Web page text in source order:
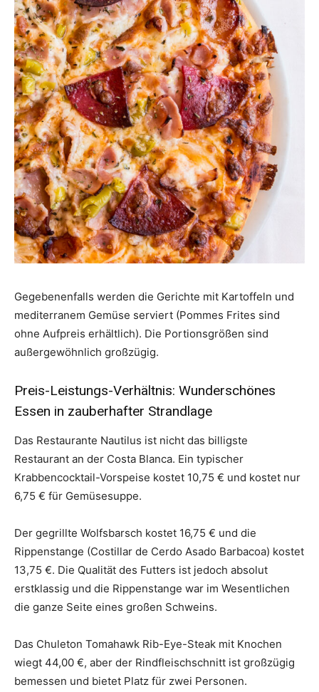
Gegebenenfalls werden die Gerichte mit Kartoffeln und
mediterranem Gemüse serviert (Pommes Frites sind
ohne Aufpreis erhältlich). Die Portionsgrößen sind
außergewöhnlich großzügig.
Preis-Leistungs-Verhältnis: Wunderschönes
Essen in zauberhafter Strandlage
Das Restaurante Nautilus ist nicht das billigste
Restaurant an der Costa Blanca. Ein typischer
Krabbencocktail-Vorspeise kostet 10,75 € und kostet nur
6,75 € für Gemüsesuppe.
Der gegrillte Wolfsbarsch kostet 16,75 € und die
Rippenstange (Costillar de Cerdo Asado Barbacoa) kostet
13,75 €. Die Qualität des Futters ist jedoch absolut
erstklassig und die Rippenstange war im Wesentlichen
die ganze Seite eines großen Schweins.
Das Chuleton Tomahawk Rib-Eye-Steak mit Knochen
wiegt 44,00 €, aber der Rindfleischschnitt ist großzügig
bemessen und bietet Platz für zwei Personen.